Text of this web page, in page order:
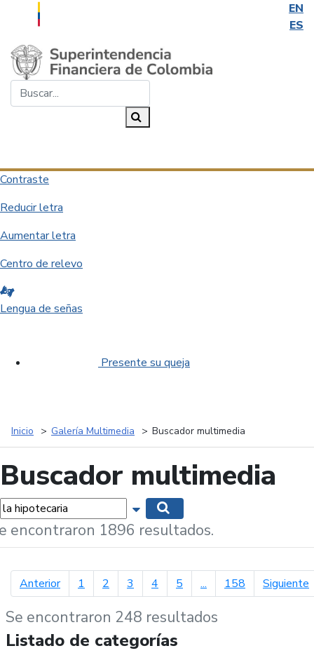
EN
ES
Saltar al contenido principal
Contraste
Reducir letra
Aumentar letra
Centro de relevo
Lengua de señas
Presente su queja
Inicio Galería Multimedia Buscador multimedia
Buscador multimedia
Mostrar opciones de búsqueda
encontraron 1896 resultados.
Anteriorpágina anterior
1 2 3 4 5 ... 158 Siguiente
Se encontraron 248 resultados
Listado de categorías